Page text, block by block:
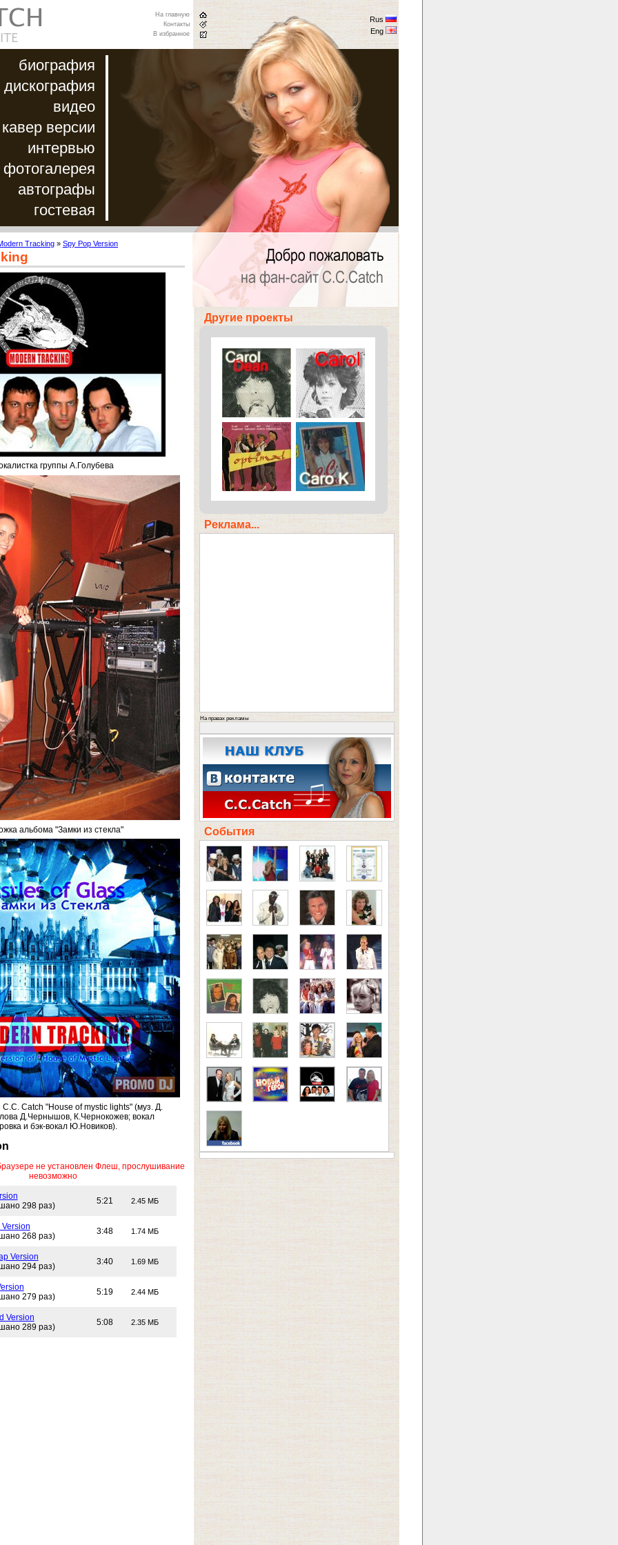
биография
дискография
видео
кавер версии
интервью
фотогалерея
автографы
гостевая
На главную
Контакты
В избранное
Rus
Eng
Tracking » Spy Pop Version
группы А.Голубева
альбома "Замки из стекла"
Catch "House of mystic lights" (муз. Д.
Д.Чернышов, К.Чернокожев; вокал
и бэк-вокал Ю.Новиков).
не установлен Флеш, прослушивание
невозможно
298 раз)
5:21 2.45 МБ
268 раз)
3:48 1.74 МБ
Version
294 раз)
3:40 1.69 МБ
279 раз)
5:19 2.44 МБ
Version
289 раз)
5:08 2.35 МБ
Другие проекты
Реклама...
На правах рекламы
События